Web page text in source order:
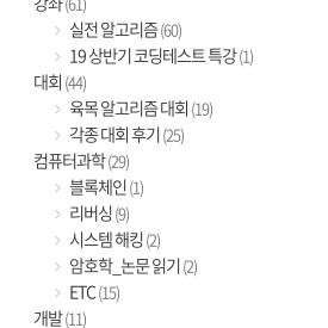
실전 알고리즘(60)
19 상반기 코딩테스트 특강(1)
대회 (44)
육목 알고리즘 대회 (19)
각종 대회 후기(25)
컴퓨터과학(29)
블록체인(1)
리버싱(9)
시스템 해킹(2)
암호학_논문 읽기(2)
ETC(15)
개발(11)